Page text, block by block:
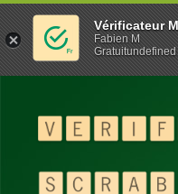
Vérificateur
Fabien M
Gratuitundefined